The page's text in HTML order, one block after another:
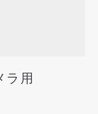
ラ用